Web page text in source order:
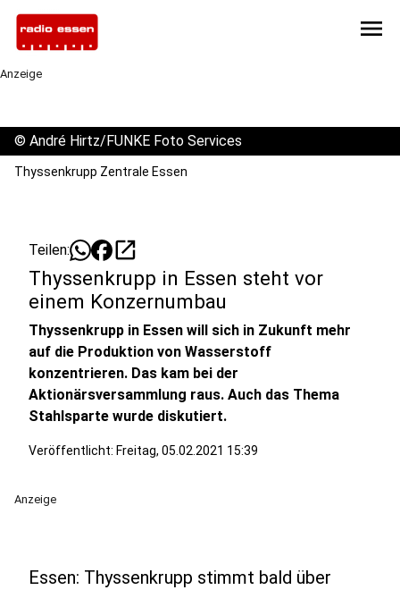
menu
Anzeige
© André Hirtz/FUNKE Foto Services
Thyssenkrupp Zentrale Essen
Teilen: open_in_new
Thyssenkrupp in Essen steht vor
einem Konzernumbau
Thyssenkrupp in Essen will sich in Zukunft mehr
auf die Produktion von Wasserstoff
konzentrieren. Das kam bei der
Aktionärsversammlung raus. Auch das Thema
Stahlsparte wurde diskutiert.
Veröffentlicht: Freitag, 05.02.2021 15:39
Anzeige
Essen: Thyssenkrupp stimmt bald über